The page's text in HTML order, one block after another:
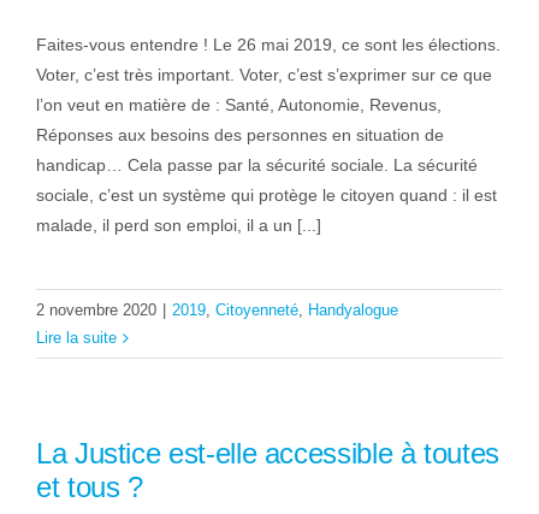
Faites-vous entendre ! Le 26 mai 2019, ce sont les élections.
Voter, c’est très important. Voter, c’est s’exprimer sur ce que
l’on veut en matière de : Santé, Autonomie, Revenus,
Réponses aux besoins des personnes en situation de
handicap… Cela passe par la sécurité sociale. La sécurité
sociale, c’est un système qui protège le citoyen quand : il est
malade, il perd son emploi, il a un [...]
2 novembre 2020 2019, Citoyenneté, Handyalogue
Lire la suite
La Justice est-elle accessible à toutes
et tous ?